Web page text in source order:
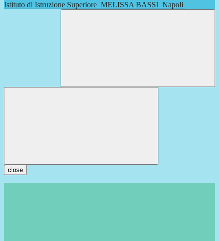
Istituto di Istruzione Superiore MELISSA BASSI Napoli
close